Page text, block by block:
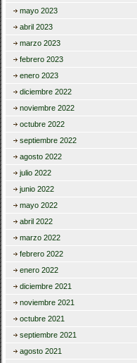
mayo 2023
abril 2023
marzo 2023
febrero 2023
enero 2023
diciembre 2022
noviembre 2022
octubre 2022
septiembre 2022
agosto 2022
julio 2022
junio 2022
mayo 2022
abril 2022
marzo 2022
febrero 2022
enero 2022
diciembre 2021
noviembre 2021
octubre 2021
septiembre 2021
agosto 2021